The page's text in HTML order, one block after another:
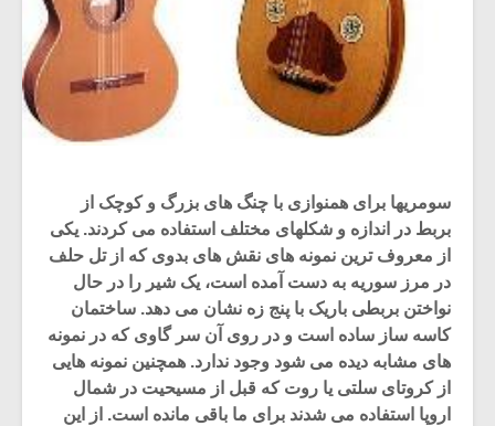
سومریها برای همنوازی با چنگ های بزرگ و کوچک از
بربط در اندازه و شکلهای مختلف استفاده می کردند. یکی
از معروف ترین نمونه های نقش های بدوی که از تل حلف
در مرز سوریه به دست آمده است، یک شیر را در حال
نواختن بربطی باریک با پنج زه نشان می دهد. ساختمان
کاسه ساز ساده است و در روی آن سر گاوی که در نمونه
های مشابه دیده می شود وجود ندارد. همچنین نمونه هایی
از کروتای سلتی یا روت که قبل از مسیحیت در شمال
اروپا استفاده می شدند برای ما باقی مانده است. از این